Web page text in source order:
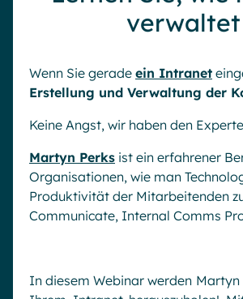
verwaltet
Wenn Sie gerade ein Intranet
Erstellung und Verwaltung der
Keine Angst, wir haben den
Martyn Perks ist ein erfahrener
Organisationen, wie man
Produktivität der Mitarbeitenden
Communicate, Internal Comms
In diesem Webinar werden